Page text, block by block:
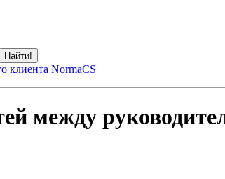
клиента NormaCS
между